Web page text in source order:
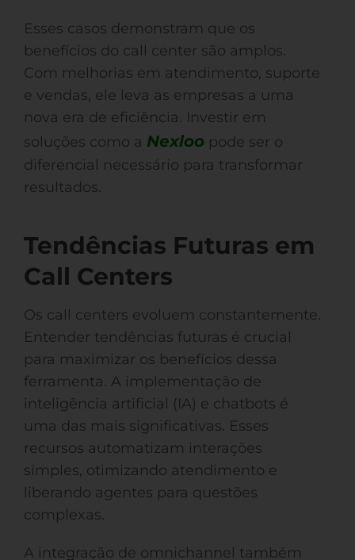
Esses casos demonstram que os
benefícios do call center são amplos.
Com melhorias em atendimento, suporte
e vendas, ele leva as empresas a uma
nova era de eficiência. Investir em
soluções como a Nexloo pode ser o
diferencial necessário para transformar
resultados.
Tendências Futuras em
Call Centers
Os call centers evoluem constantemente.
Entender tendências futuras é crucial
para maximizar os benefícios dessa
ferramenta. A implementação de
inteligência artificial (IA) e chatbots é
uma das mais significativas. Esses
recursos automatizam interações
simples, otimizando atendimento e
liberando agentes para questões
complexas.
A integração de omnichannel também